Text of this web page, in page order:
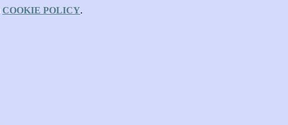
COOKIE POLICY.